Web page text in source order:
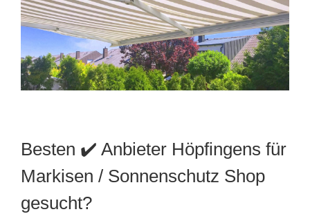
Besten ✔️ Anbieter Höpfingens für
Markisen / Sonnenschutz Shop
gesucht?